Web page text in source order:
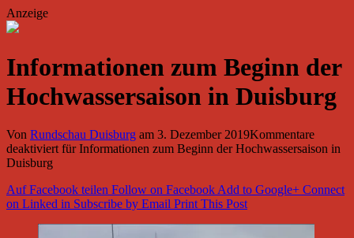
Anzeige
Informationen zum Beginn der
Hochwassersaison in Duisburg
Von Rundschau Duisburg am 3. Dezember 2019Kommentare
deaktiviertfür Informationen zum Beginn der Hochwassersaison in
Duisburg
Auf Facebook teilen Follow on FacebookAdd to Google+ Connect
on Linked in Subscribe by Email Print This Post